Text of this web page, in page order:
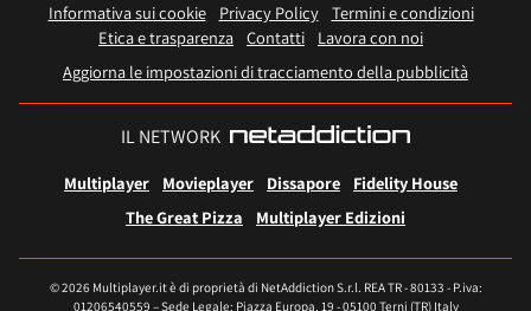
Informativa sui cookie Privacy Policy
Termini e condizioni
Etica e trasparenza Contatti
Lavora con noi
Aggiorna le impostazioni di tracciamento della pubblicità
IL NETWORK
Multiplayer Movieplayer Dissapore
Fidelity House
The Great Pizza
Multiplayer Edizioni
© 2026 Multiplayer.it è di proprietà di NetAddiction S.r.l. REA TR - 80133 - P.iva:
01206540559 – Sede Legale: Piazza Europa, 19 - 05100 Terni (TR) Italy